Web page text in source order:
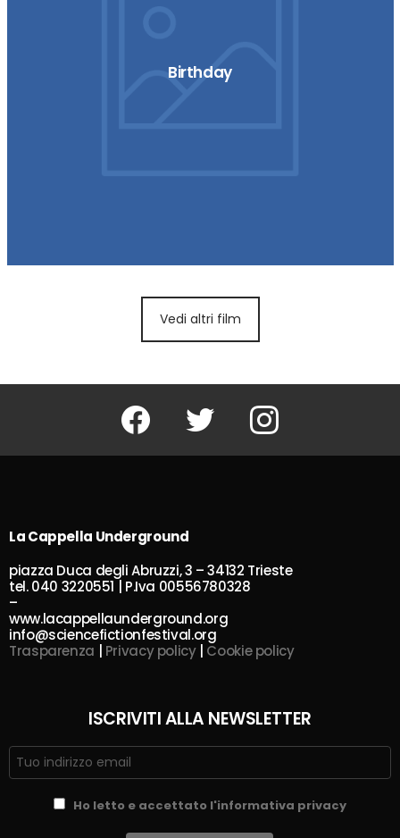
Birthday
Vedi altri film
Facebook Twitter Instagram
La Cappella Underground
piazza Duca degli Abruzzi, 3 – 34132 Trieste
tel. 040 3220551 | P.Iva 00556780328
–
www.lacappellaunderground.org
info@sciencefictionfestival.org
Trasparenza | Privacy policy| Cookie policy
ISCRIVITI ALLA NEWSLETTER
Ho letto e accettato l'informativa privacy